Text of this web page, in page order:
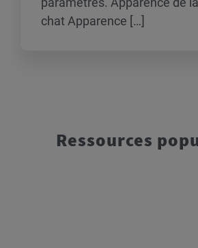
chat Apparence […]
Ressources